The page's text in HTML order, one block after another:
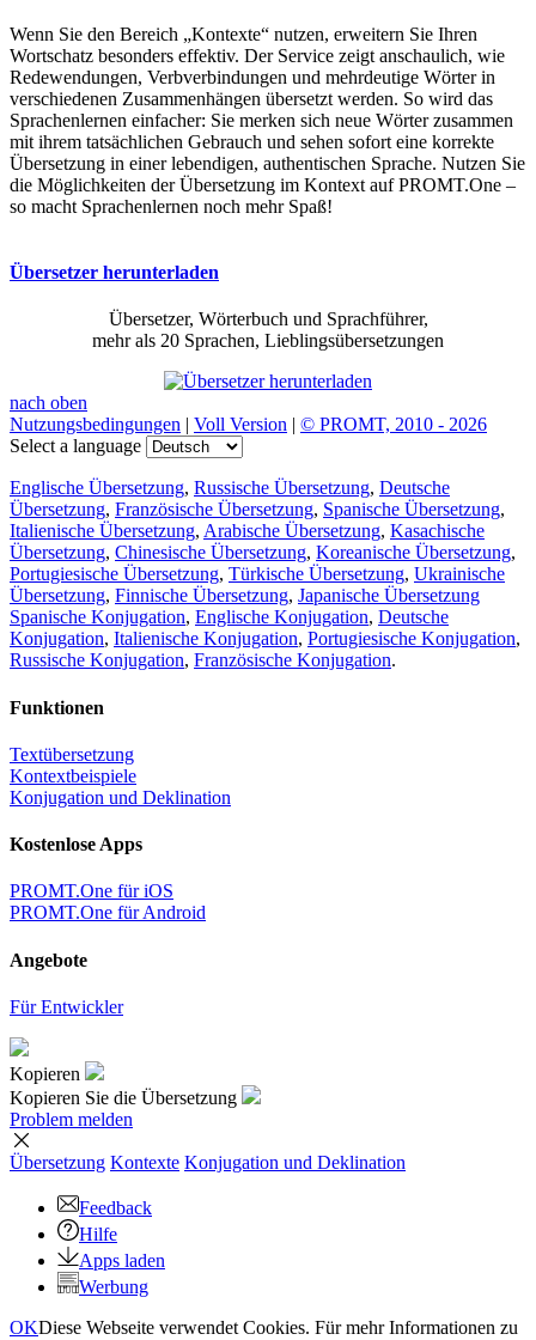
Wenn Sie den Bereich „Kontexte“ nutzen, erweitern Sie Ihren
Wortschatz besonders effektiv. Der Service zeigt anschaulich, wie
Redewendungen, Verbverbindungen und mehrdeutige Wörter in
verschiedenen Zusammenhängen übersetzt werden. So wird das
Sprachenlernen einfacher: Sie merken sich neue Wörter zusammen
mit ihrem tatsächlichen Gebrauch und sehen sofort eine korrekte
Übersetzung in einer lebendigen, authentischen Sprache. Nutzen Sie
die Möglichkeiten der Übersetzung im Kontext auf PROMT.One –
so macht Sprachenlernen noch mehr Spaß!
Übersetzer herunterladen
Übersetzer, Wörterbuch und Sprachführer,
mehr als 20 Sprachen, Lieblingsübersetzungen
nach oben
Nutzungsbedingungen | Voll Version | © PROMT, 2010 - 2026
Select a language
Englische Übersetzung, Russische Übersetzung, Deutsche
Übersetzung, Französische Übersetzung, Spanische Übersetzung,
Italienische Übersetzung, Arabische Übersetzung, Kasachische
Übersetzung, Chinesische Übersetzung, Koreanische Übersetzung,
Portugiesische Übersetzung, Türkische Übersetzung, Ukrainische
Übersetzung, Finnische Übersetzung, Japanische Übersetzung
Spanische Konjugation, Englische Konjugation, Deutsche
Konjugation, Italienische Konjugation, Portugiesische Konjugation,
Russische Konjugation, Französische Konjugation.
Funktionen
Textübersetzung
Kontextbeispiele
Konjugation und Deklination
Kostenlose Apps
PROMT.One für iOS
PROMT.One für Android
Angebote
Für Entwickler
Kopieren
Kopieren Sie die Übersetzung
Problem melden
Übersetzung Kontexte Konjugation und Deklination
Feedback
Hilfe
Apps laden
Werbung
OKDiese Webseite verwendet Cookies. Für mehr Informationen zu